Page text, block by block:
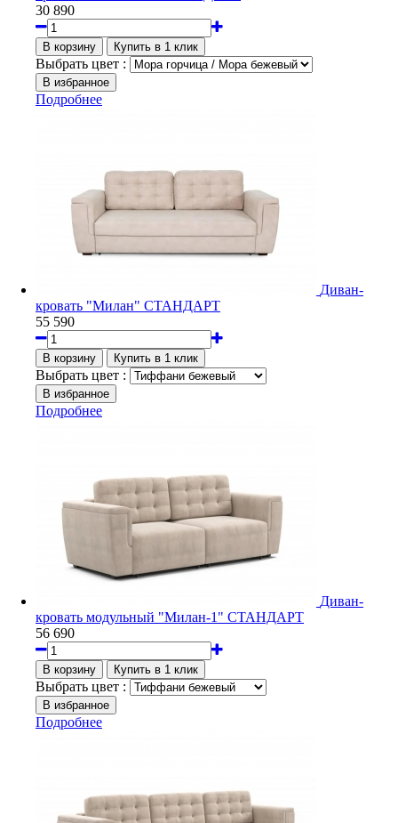
30 890
Выбрать цвет :
Подробнее
Диван-
кровать "Милан" СТАНДАРТ
55 590
Выбрать цвет :
Подробнее
Диван-
кровать модульный "Милан-1" СТАНДАРТ
56 690
Выбрать цвет :
Подробнее